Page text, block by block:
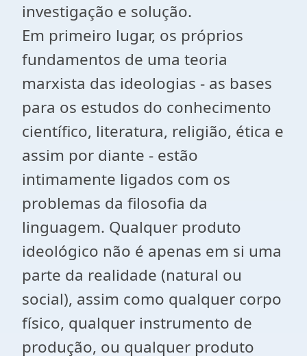
investigação e solução.
Em primeiro lugar, os próprios
fundamentos de uma teoria
marxista das ideologias - as bases
para os estudos do conhecimento
científico, literatura, religião, ética e
assim por diante - estão
intimamente ligados com os
problemas da filosofia da
linguagem. Qualquer produto
ideológico não é apenas em si uma
parte da realidade (natural ou
social), assim como qualquer corpo
físico, qualquer instrumento de
produção, ou qualquer produto